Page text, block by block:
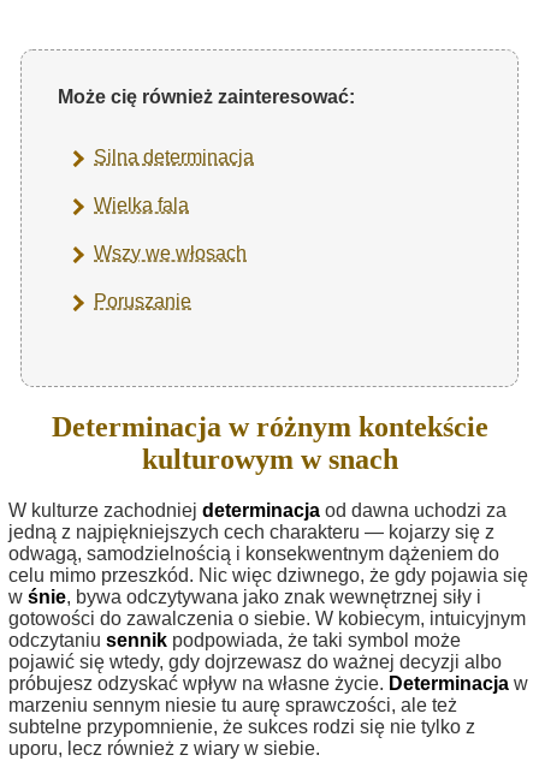
Może cię również zainteresować:
Silna determinacja
Wielka fala
Wszy we włosach
Poruszanie
Determinacja w różnym kontekście
kulturowym w snach
W kulturze zachodniej determinacja od dawna uchodzi za
jedną z najpiękniejszych cech charakteru — kojarzy się z
odwagą, samodzielnością i konsekwentnym dążeniem do
celu mimo przeszkód. Nic więc dziwnego, że gdy pojawia się
w śnie, bywa odczytywana jako znak wewnętrznej siły i
gotowości do zawalczenia o siebie. W kobiecym, intuicyjnym
odczytaniu sennik podpowiada, że taki symbol może
pojawić się wtedy, gdy dojrzewasz do ważnej decyzji albo
próbujesz odzyskać wpływ na własne życie. Determinacja w
marzeniu sennym niesie tu aurę sprawczości, ale też
subtelne przypomnienie, że sukces rodzi się nie tylko z
uporu, lecz również z wiary w siebie.